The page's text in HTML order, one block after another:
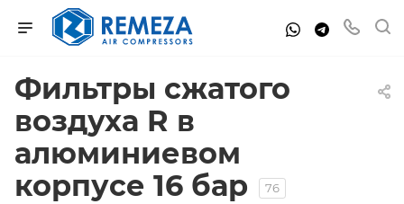
Фильтры сжатого
воздуха R в
алюминиевом
корпусе 16 бар
76